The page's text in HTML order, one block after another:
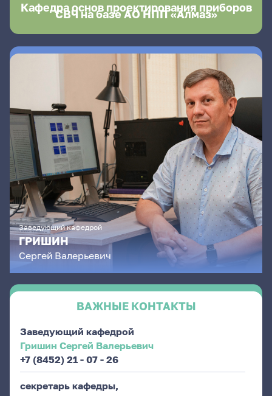
Кафедра основ проектирования приборов
СВЧ на базе АО НПП «Алмаз»
Заведующий кафедрой
ГРИШИН
СергейВалерьевич
ВАЖНЫЕ КОНТАКТЫ
Заведующий кафедрой
Гришин Сергей Валерьевич
+7 (8452) 21 - 07 - 26
секретарь кафедры,